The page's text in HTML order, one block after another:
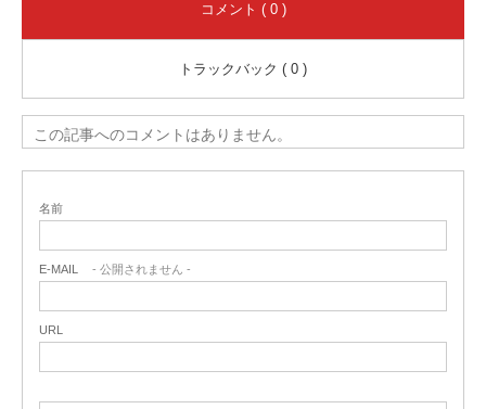
コメント ( 0 )
トラックバック ( 0 )
この記事へのコメントはありません。
名前
E-MAIL - 公開されません -
URL